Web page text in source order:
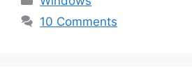
10 Comments